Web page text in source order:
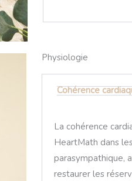
Physiologie
Cohérence
La cohérence
HeartMath dans
parasympathique,
restaurer les